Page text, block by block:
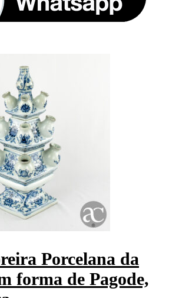
Porcelana da
forma de Pagode,